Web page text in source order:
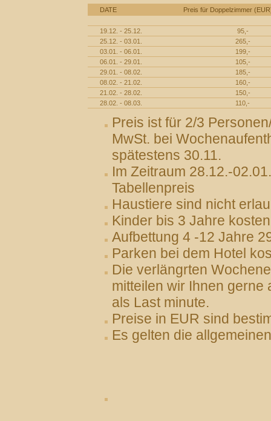
DATE Preis für Doppelzimmer
19.12. - 25.12.
95,-
25.12. - 03.01.
265,-
03.01. - 06.01.
199,-
06.01. - 29.01.
105,-
29.01. - 08.02.
185,-
08.02. - 21.02.
160,-
21.02. - 28.02.
150,-
28.02. - 08.03.
110,-
Preis ist für 2/3
MwSt. bei
spätestens 30.11.
Im Zeitraum 28.12.-
Tabellenpreis
Haustiere sind nicht
Kinder bis 3 Jahre
Aufbettung 4 -12 Jahre
Parken bei dem Hotel
Die verlängrten
mitteilen wir Ihnen gerne
als Last minute.
Preise in EUR sind
Es gelten die